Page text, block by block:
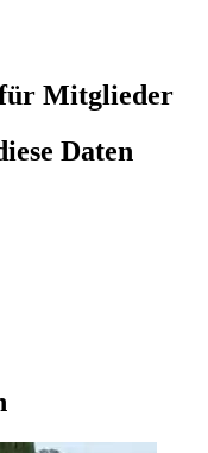
Mitglieder
Daten